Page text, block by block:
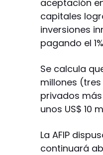
aceptación
capitales
inversiones
pagando el
Se calcula
millones
privados
unos US$ 10
La AFIP
continuará